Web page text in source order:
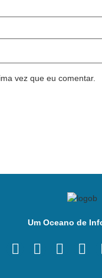
vez que eu comentar.
Um Oceano de